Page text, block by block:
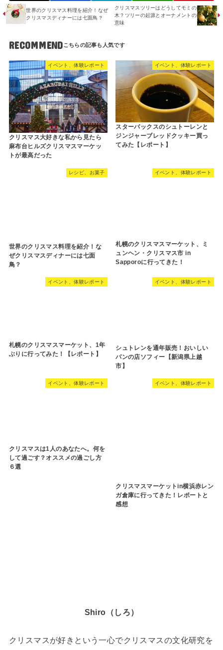
世界のクリスマス料理を紹介！なぜ
クリスマスディナーには七面鳥？
クリスマスツリーはどうしてモミの
木？ツリーの起源とオーナメントの
意味
RECOMMEND
イベント、体験レポート
クリスマス大好きな私から見たら
麻布台ヒルズクリスマスマーケッ
トが最高だった
イベント、体験レポート
スターバックスのシュトーレンと
ジンジャーブレッドクッキー買っ
てみた【レポート】
レシピ、お菓子
世界のクリスマス料理を紹介！な
ぜクリスマスディナーには七面
鳥？
イベント、体験レポート
札幌のクリスマスマーケット、ミ
ュンヘン・クリスマス市 in
Sapporoに行ってきた！
イベント、体験レポート
札幌のクリスマスマーケット、1年
ぶりに行ってみた！【レポート】
イベント、体験レポート
シュトレンを通年販売！おいしい
パンの店ソフィー【新潟県上越
市】
イベント、体験レポート
クリスマスは1人のあなたへ。何を
して過ごす？オススメの過ごし方
６選
イベント、体験レポート
クリスマスマーケットin横浜赤レン
ガ倉庫に行ってきた！レポートと
感想
Shiro（しろ）
クリスマスが好きという一心でクリスマスの文化研究を